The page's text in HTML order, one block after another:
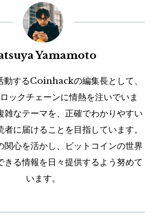
Yamamoto
動するCoinhackの編集長として、
ックチェーンに情熱を注いでいま
雑なテーマを、正確でわかりやすい
に届けることを目指しています。
関心を活かし、ビットコインの世界
きる情報を日々提供するよう努めて
います。